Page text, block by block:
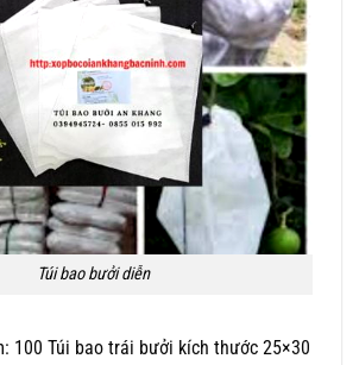
Túi bao bưởi diễn
100 Túi bao trái bưởi kích thước 25×30